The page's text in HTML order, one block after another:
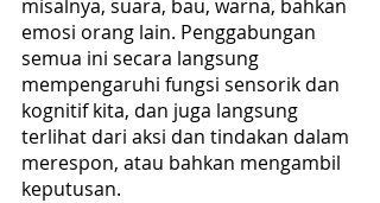
misalnya, suara, bau, warna, bahkan
emosi orang lain. Penggabungan
semua ini secara langsung
mempengaruhi fungsi sensorik dan
kognitif kita, dan juga langsung
terlihat dari aksi dan tindakan dalam
merespon, atau bahkan mengambil
keputusan.